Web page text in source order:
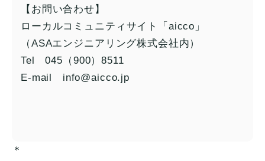
【お問い合わせ】
ローカルコミュニティサイト「aicco」
（ASAエンジニアリング株式会社内）
Tel 045（900）8511
E-mail info@aicco.jp
＊